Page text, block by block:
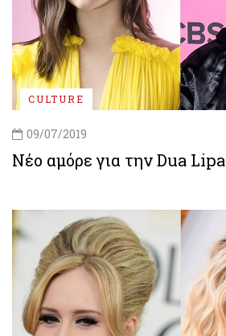
CULTURE
09/07/2019
Νέο αμόρε για την Dua Lipa